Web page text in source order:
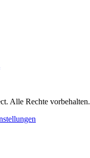
Alle Rechte vorbehalten.